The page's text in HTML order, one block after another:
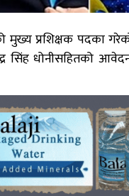
प्रशिक्षक पदका
सिंह धोनीसहितको